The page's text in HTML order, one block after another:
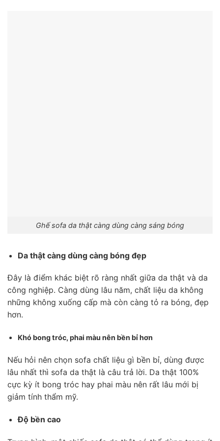
Ghế sofa da thật càng dùng càng sáng bóng
Da thật càng dùng càng bóng đẹp
Đây là điểm khác biệt rõ ràng nhất giữa da thật và da
công nghiệp. Càng dùng lâu năm, chất liệu da không
những không xuống cấp mà còn càng tỏ ra bóng, đẹp
hơn.
Khó bong tróc, phai màu nên bền bỉ hơn
Nếu hỏi nên chọn sofa chất liệu gì bền bỉ, dùng được
lâu nhất thì sofa da thật là câu trả lời. Da thật 100%
cực kỳ ít bong tróc hay phai màu nên rất lâu mới bị
giảm tính thẩm mỹ.
Độ bền cao